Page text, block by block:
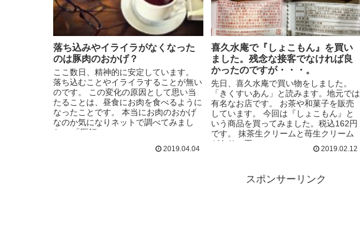
落ち込みやイライラがなくなった
のは豚肉のおかげ？
ここ数日、精神的に安定しています。
落ち込むことやイライラすることが無い
のです。 この変化の原因として思い当
たることは、昼食にお肉を食べるように
なったことです。 本当にお肉のおかげ
なのか気になりネットで調べてみまし
た。 「医師の...
2019.04.04
喜久水庵で『しょこもん』を買い
ました。残念な接客でなければ良
かったのですが・・・。
先日、喜久水庵で買い物をしました。
「きくすいあん」と読みます。地元では
有名なお店です。 お茶や和菓子を販売
しています。 今回は『しょこもん』と
いう商品を買ってみました。税込162円
です。 抹茶生クリームと苺生クリーム
があり、両...
2019.02.12
スポンサーリンク